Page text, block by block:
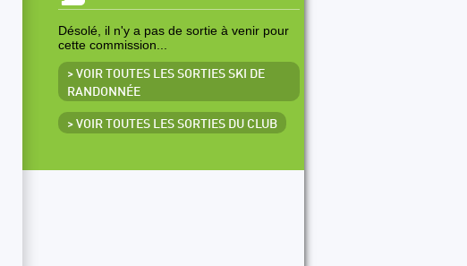
Désolé, il n'y a pas de sortie à venir pour
cette commission...
> VOIR TOUTES LES SORTIES SKI DE
RANDONNÉE
> VOIR TOUTES LES SORTIES DU CLUB